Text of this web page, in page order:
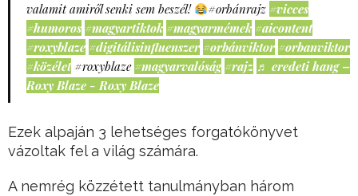
valamit amiről senki sem beszél!
#orbánrajz #vicces
#humoros #magyartiktok #magyarmémek #aicontent
#roxyblaze #digitálisinfluenszer #orbánviktor #orbanviktor
#közélet #roxyblaze #magyarvalóság #rajz ♬ eredeti hang –
Roxy Blaze - Roxy Blaze
Ezek alpaján 3 lehetséges forgatókönyvet
vázoltak fel a világ számára.
A nemrég közzétett tanulmányban három